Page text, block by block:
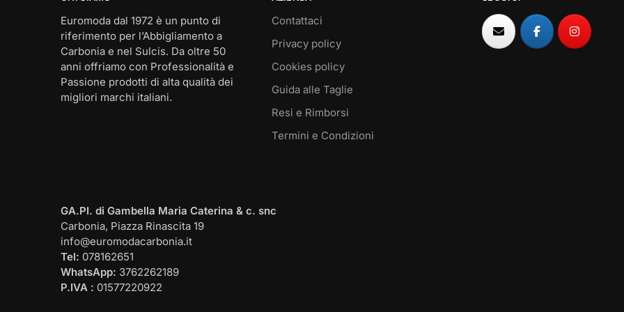
Euromoda dal 1972 è un punto di
riferimento per l’Abbigliamento a
Carbonia e nel Sulcis. Da oltre 50
anni offriamo con Professionalità e
Passione prodotti di alta qualità dei
migliori marchi italiani.
Contattaci
Privacy policy
Cookies policy
Guida alle Taglie
Resi e Rimborsi
Termini e Condizioni
GA.PI. di Gambella Maria Caterina & c. snc
Carbonia, Piazza Rinascita 19
info@euromodacarbonia.it
Tel: 078162651
WhatsApp: 3762262189
P.IVA : 01577220922